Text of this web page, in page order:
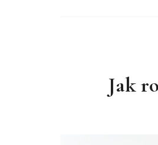
Jak